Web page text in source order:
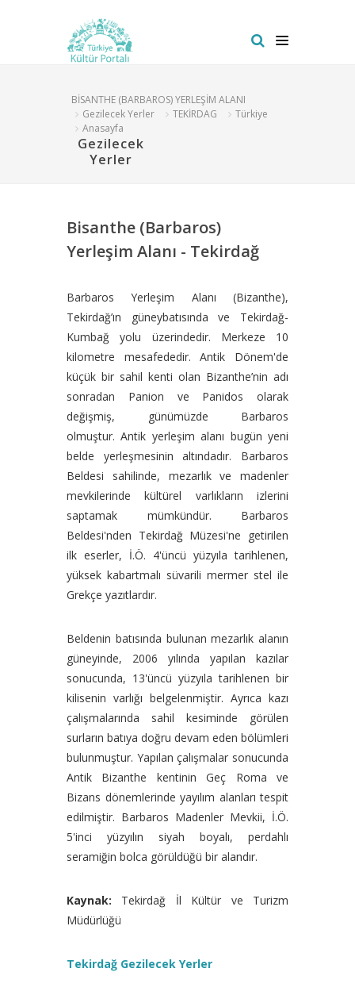
BİSANTHE (BARBAROS) YERLEŞİM ALANI
Gezilecek Yerler
TEKİRDAG
Türkiye
Anasayfa
Gezilecek
Yerler
Bisanthe (Barbaros)
Yerleşim Alanı - Tekirdağ
Barbaros Yerleşim Alanı (Bizanthe),
Tekirdağ’ın güneybatısında ve Tekirdağ-
Kumbağ yolu üzerindedir. Merkeze 10
kilometre mesafededir. Antik Dönem'de
küçük bir sahil kenti olan Bizanthe’nin adı
sonradan Panion ve Panidos olarak
değişmiş, günümüzde Barbaros
olmuştur. Antik yerleşim alanı bugün yeni
belde yerleşmesinin altındadır. Barbaros
Beldesi sahilinde, mezarlık ve madenler
mevkilerinde kültürel varlıkların izlerini
saptamak mümkündür. Barbaros
Beldesi'nden Tekirdağ Müzesi'ne getirilen
ilk eserler, İ.Ö. 4'üncü yüzyıla tarihlenen,
yüksek kabartmalı süvarili mermer stel ile
Grekçe yazıtlardır.
Beldenin batısında bulunan mezarlık alanın
güneyinde, 2006 yılında yapılan kazılar
sonucunda, 13'üncü yüzyıla tarihlenen bir
kilisenin varlığı belgelenmiştir. Ayrıca kazı
çalışmalarında sahil kesiminde görülen
surların batıya doğru devam eden bölümleri
bulunmuştur. Yapılan çalışmalar sonucunda
Antik Bizanthe kentinin Geç Roma ve
Bizans dönemlerinde yayılım alanları tespit
edilmiştir. Barbaros Madenler Mevkii, İ.Ö.
5'inci yüzyılın siyah boyalı, perdahlı
seramiğin bolca görüldüğü bir alandır.
Kaynak: Tekirdağ İl Kültür ve Turizm
Müdürlüğü
Tekirdağ Gezilecek Yerler